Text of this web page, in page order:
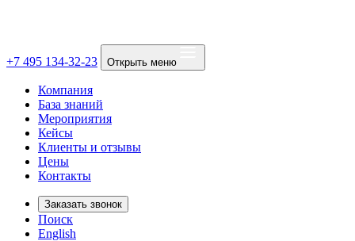
+7 495 134-32-23 Открыть меню
Компания
База знаний
Мероприятия
Кейсы
Клиенты и отзывы
Цены
Контакты
Заказать звонок
Поиск
English